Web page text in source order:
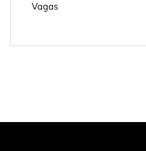
Vagas